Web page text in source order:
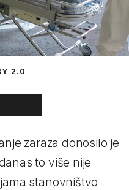
2.0
zaraza donosilo je
to više nije
stanovništvo